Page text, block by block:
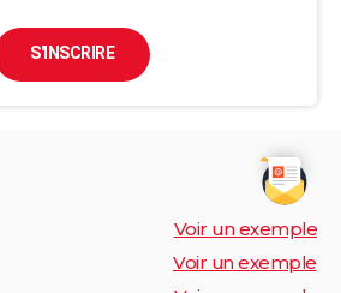
S'INSCRIRE
Voir un exemple
Voir un exemple